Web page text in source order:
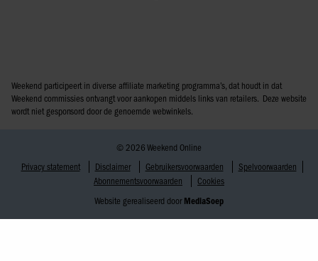
Weekend participeert in diverse affiliate marketing programma’s, dat houdt in dat
Weekend commissies ontvangt voor aankopen middels links van retailers. Deze website
wordt niet gesponsord door de genoemde webwinkels.
© 2026 Weekend Online
Privacy statement
Disclaimer Gebruikersvoorwaarden
Spelvoorwaarden
Abonnementsvoorwaarden
Cookies
Website gerealiseerd door MediaSoep